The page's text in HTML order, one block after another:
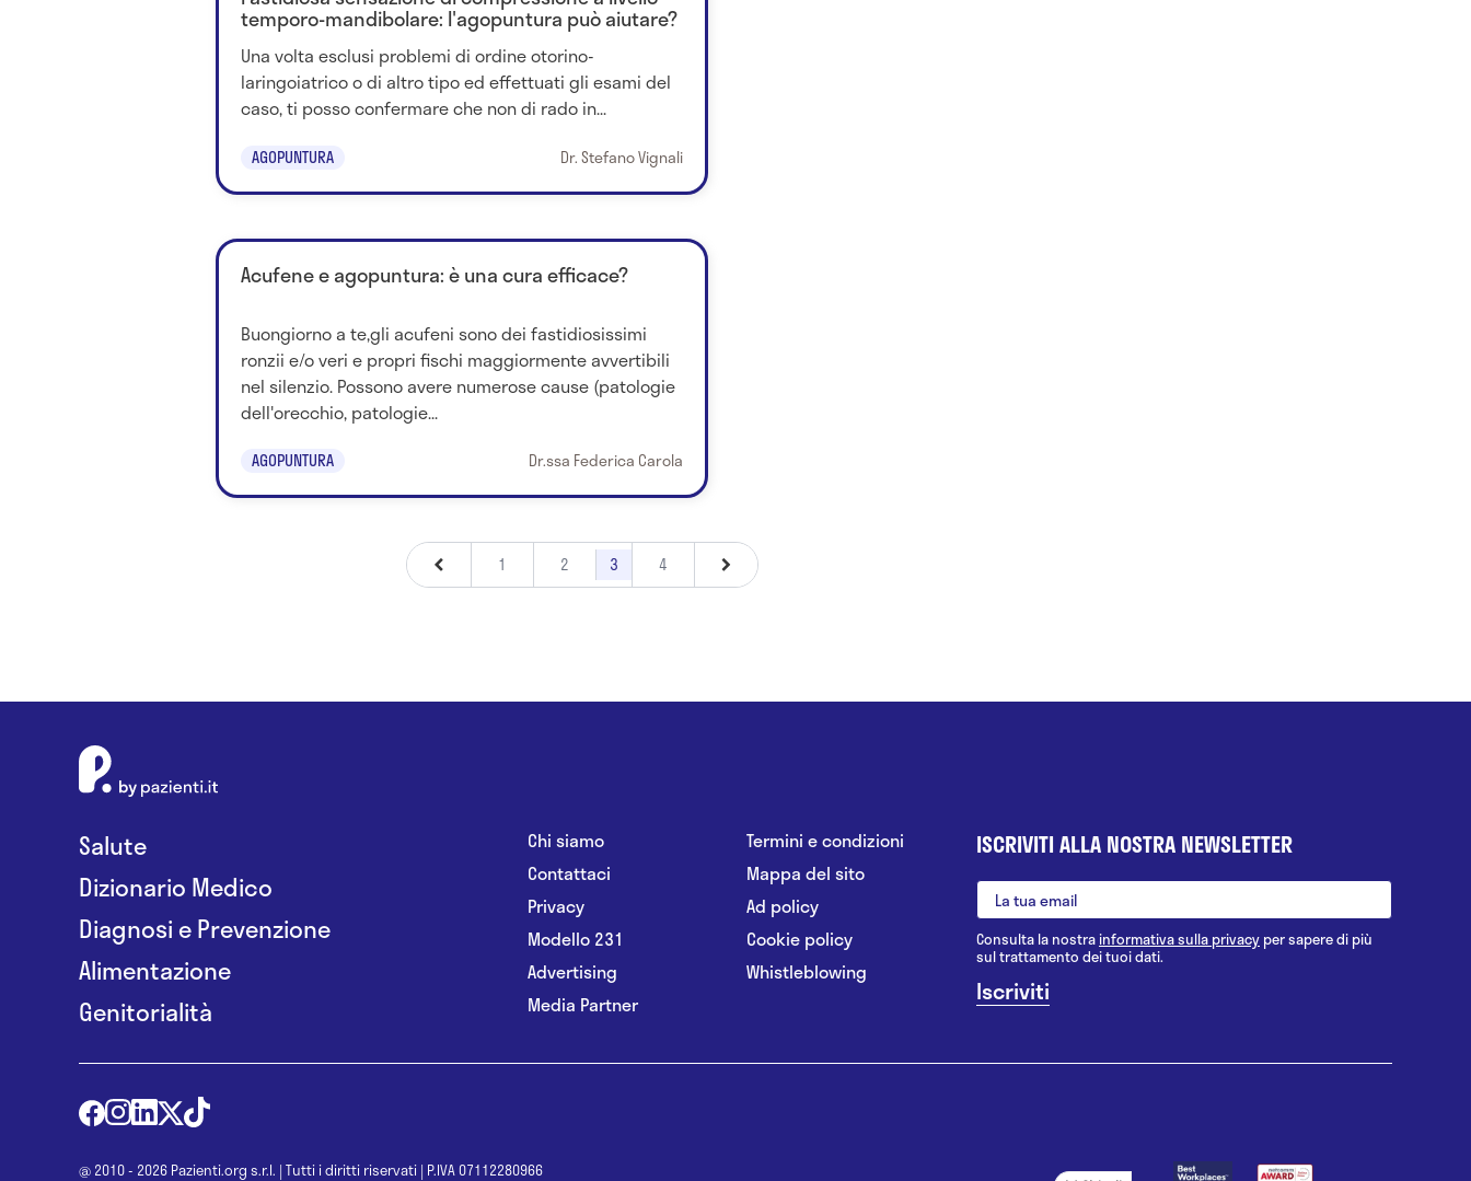
temporo-mandibolare: l'agopuntura può aiutare?
Una volta esclusi problemi di ordine otorino-
laringoiatrico o di altro tipo ed effettuati gli esami del
caso, ti posso confermare che non di rado in...
AGOPUNTURA Dr. Stefano Vignali
Acufene e agopuntura: è una cura efficace?
Buongiorno a te,gli acufeni sono dei fastidiosissimi
ronzii e/o veri e propri fischi maggiormente avvertibili
nel silenzio. Possono avere numerose cause (patologie
dell'orecchio, patologie...
AGOPUNTURA Dr.ssa Federica Carola
1 2 3 4
Salute
Dizionario Medico
Diagnosi e Prevenzione
Alimentazione
Genitorialità
Chi siamo
Contattaci
Privacy
Modello 231
Advertising
Media Partner
Termini e condizioni
Mappa del sito
Ad policy
Cookie policy
Whistleblowing
ISCRIVITI ALLA NOSTRA NEWSLETTER
Consulta la nostrainformativa sulla privacy per sapere di più
sul trattamento dei tuoi dati.
@ 2010 - 2026 Pazienti.org s.r.l. | Tutti i diritti riservati | P.IVA 07112280966